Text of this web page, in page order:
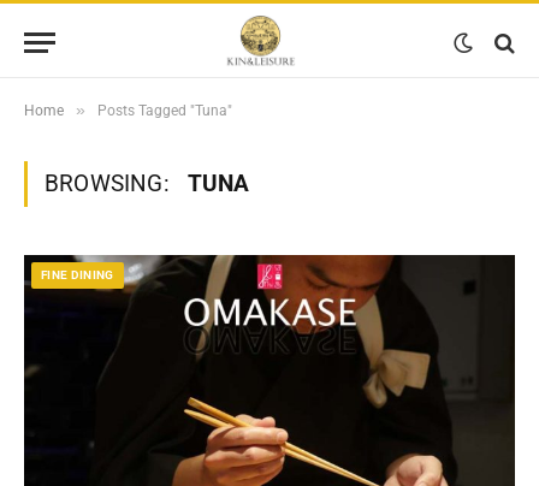
Home » Posts Tagged "Tuna"
BROWSING: TUNA
FINE DINING